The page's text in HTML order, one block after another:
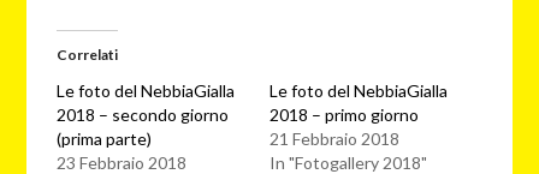
Correlati
Le foto del NebbiaGialla
2018 – secondo giorno
(prima parte)
23 Febbraio 2018
Le foto del NebbiaGialla
2018 – primo giorno
21 Febbraio 2018
In "Fotogallery 2018"